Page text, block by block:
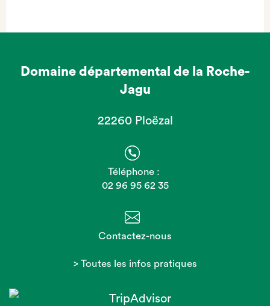
Domaine départemental de la Roche-
Jagu
22260 Ploëzal
Téléphone :
02 96 95 62 35
Contactez-nous
> Toutes les infos pratiques